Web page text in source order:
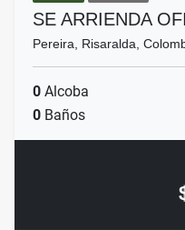
SE ARRIENDA
Pereira, Risaralda,
0 Alcoba
0 Baños